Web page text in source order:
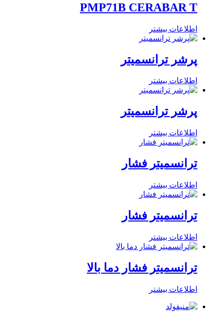
PMP71B CERABAR T
اطلاعات بیشتر
پرشر ترانسمیتر
اطلاعات بیشتر
پرشر ترانسمیتر
اطلاعات بیشتر
ترانسمیتر فشار
اطلاعات بیشتر
ترانسمیتر فشار
اطلاعات بیشتر
ترانسمیتر فشار دما بالا
اطلاعات بیشتر